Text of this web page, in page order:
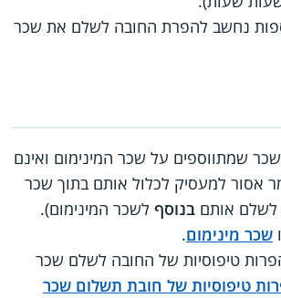
נחשב להפרת החובה לשלם את שכר
שמתווספים על שכר המינימום ואינם
אסור למעסיק לכלול אותם בתוך שכר
לשלם אותם בנוסף לשכר המינימום).
שכר מינימום.
טיפוסיות של החובה לשלם שכר
טיפוסיות של חובת תשלום שכר